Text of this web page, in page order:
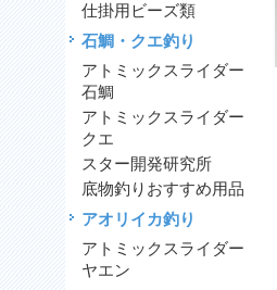
仕掛用ビーズ類
石鯛・クエ釣り
アトミックスライダー
石鯛
アトミックスライダー
クエ
スター開発研究所
底物釣りおすすめ用品
アオリイカ釣り
アトミックスライダー
ヤエン